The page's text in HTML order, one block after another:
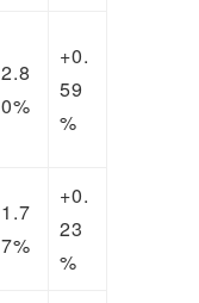
2.8
0%
+0.
59
%
1.7
7%
+0.
23
%